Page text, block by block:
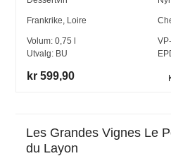
Frankrike, Loire
Volum:0,75
Utvalg: BU
kr 599,90
Les Grandes Vignes Le
du Layon